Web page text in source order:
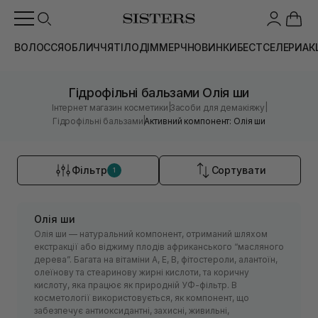
ВОЛОССЯОБЛИЧЧЯТІЛОДІММЕРЧНОВИНКИБЕСТСЕЛЕРИ
Гідрофільні бальзами Олія ши
Інтернет магазин косметики Засоби для демакіяжу
Гідрофільні бальзами |Активний компонент: Олія ши
Фільтр 1 Сортувати
Олія ши
Олія ши — натуральний компонент, отриманий шляхом
екстракції або віджиму плодів африканського “масляного
дерева”. Багата на вітаміни А, Е, В, фітостероли, алантоїн,
олеїнову та стеаринову жирні кислоти, та коричну
кислоту, яка працює як природній УФ-фільтр. В
косметології використовується, як компонент, що
забезпечує антиоксидантні, захисні, живильні,